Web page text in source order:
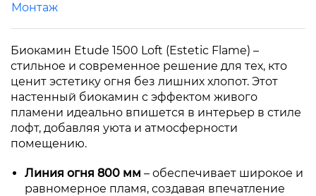
Монтаж
Биокамин Etude 1500 Loft (Estetic Flame) –
стильное и современное решение для тех, кто
ценит эстетику огня без лишних хлопот. Этот
настенный биокамин с эффектом живого
пламени идеально впишется в интерьер в стиле
лофт, добавляя уюта и атмосферности
помещению.
Линия огня 800 мм – обеспечивает широкое и
равномерное пламя, создавая впечатление